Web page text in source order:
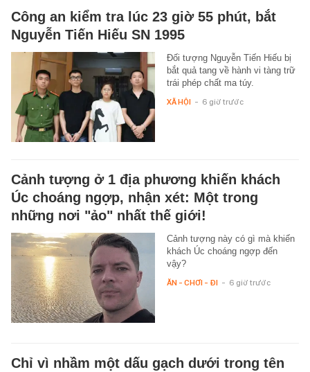
Công an kiểm tra lúc 23 giờ 55 phút, bắt
Nguyễn Tiến Hiếu SN 1995
Đối tượng Nguyễn Tiến Hiếu bị
bắt quả tang về hành vi tàng trữ
trái phép chất ma túy.
XÃ HỘI - 6 giờ trước
Cảnh tượng ở 1 địa phương khiến khách
Úc choáng ngợp, nhận xét: Một trong
những nơi "ảo" nhất thế giới!
Cảnh tượng này có gì mà khiến
khách Úc choáng ngợp đến
vậy?
ĂN - CHƠI - ĐI - 6 giờ trước
Chỉ vì nhầm một dấu gạch dưới trong tên